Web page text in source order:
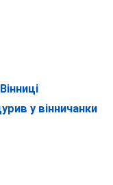
у вінничанки